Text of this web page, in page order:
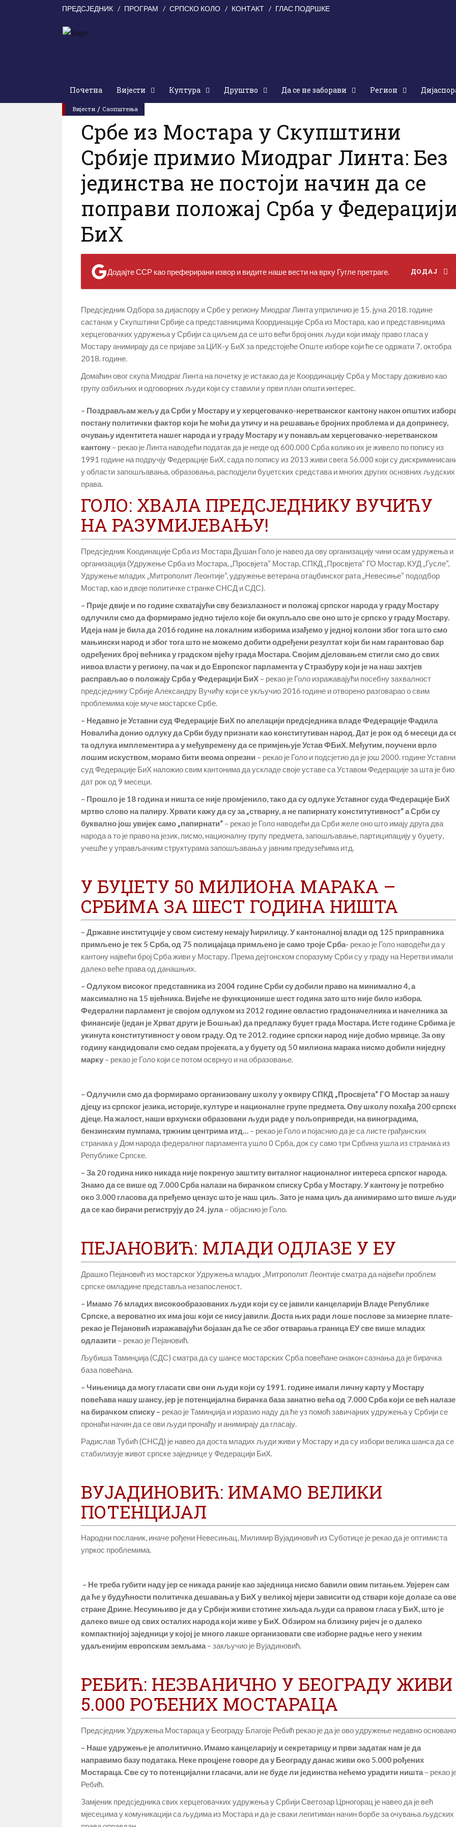
ПРЕДСЈЕДНИК ПРОГРАМ СРПСКО КОЛО КОНТАКТ ГЛАС ПОДРШКЕ
Почетна Вијести Култура Друштво Да се не заборави Регион
Вијести / Саопштења
0 Коментари прегледа Петак, 15. јун 2018.
Србе из Мостара у Скупштини
Србије примио Миодраг Линта: Без
јединства не постоји начин да се
поправи положај Срба у
БиХ
Додајте ССР као преферирани извор и видите наше вести на врху Гугле претраге. ДОДАЈ
Предсједник Одбора за дијаспору и Србе у региону Миодраг Линта уприличио је 15. јуна 2018. године
састанак у Скупштини Србије са представницима Координације Срба из Мостара, као и представницима
херцеговачких удружења у Србији са циљем да се што већи број оних људи који имају право гласа у
Мостару анимирају да се пријаве за ЦИК-у БиХ за предстојеће Опште изборе који ће се одржати 7. октобра
2018. године.
Домаћин овог скупа Миодраг Линта на почетку је истакао да је Координацију Срба у Мостару доживио као
групу озбиљних и одговорних људи који су ставили у први план општи интерес.
– Поздрављам жељу да Срби у Мостару и у херцеговачко-неретванског кантону након општих
постану политички фактор који ће моћи да утичу и на решавање бројних проблема и да допринесу,
очувању идентитета нашег народа и у граду Мостару и у понављам херцеговачко-неретванском
кантону – рекао је Линта наводећи податак да је негде од 600.000 Срба колико их је живело по попису из
1991 године на подручју Федерације БиХ, сада по попису из 2013 живи свега 56.000 који су
у области запошљавања, образовања, расподјели буџетских средстава и многих других основних људских
права.
ГОЛО: ХВАЛА ПРЕДСЈЕДНИКУ ВУЧИЋУ
НА РАЗУМИЈЕВАЊУ!
Предсједник Коодинације Срба из Мостара Душан Голо је навео да ову организацију чини осам удружења и
организација (Удружење Срба из Мостара, „Просвјета“ Мостар, СПКД „Просвјета“ ГО Мостар, КУД „Гусле“,
Удружење младих „Митрополит Леонтије“, удружење ветерана отаџбинског рата „Невесиње“ пододбор
Мостар, као и двоје политичке странке СНСД и СДС).
– Прије двије и по године схватајући сву безизлазност и положај српског народа у граду Мостару
одлучили смо да формирамо једно тијело које би окупљало све оно што је српско у граду Мостару.
Идеја нам је била да 2016 године на локалним изборима изађемо у једној колони због тога што смо
мањински народ и због тога што не можемо добити одређени резултат који би нам гарантовао бар
одређених број већника у градском вјећу града Мостара. Својим дјеловањем стигли смо до свих
нивоа власти у региону, па чак и до Европског парламента у Стразбуру који је на наш захтјев
расправљао о положају Срба у Федерацији БиХ – рекао је Голо изражавајући посебну захвалност
предсједнику Србије Александру Вучићу који се укључио 2016 године и отворено разговарао о свим
проблемима које муче мостарске Србе.
– Недавно је Уставни суд Федерације БиХ по апелацији предсједника владе Федерације Фадила
Новалића донио одлуку да Срби буду признати као конститутиван народ, Дат је рок од 6 месеци да
та одлука имплементира а у међувремену да се примјењује Устав ФБиХ. Међутим, поучени врло
лошим искуством, морамо бити веома опрезни – рекао је Голо и подсјетио да је још 2000. године Уставни
суд Федерације БиХ наложио свим кантонима да ускладе своје уставе са Уставом Федерације за шта је био
дат рок од 9 месеци.
– Прошло је 18 година и ништа се није промјенило, тако да су одлуке Уставног суда Федерације БиХ
мртво слово на папиру. Хрвати кажу да су за „стварну, а не папирнату конститутивност“ а Срби су
буквално још увијек само „папирнати“ – рекао је Голо наводећи да Срби желе оно што имају друга два
народа а то је право на језик, писмо, националну групу предмета, запошљавање, партиципацију у буџету,
учешће у управљачким структурама запошљавања у јавним предузећима итд.
У БУЏЕТУ 50 МИЛИОНА МАРАКА –
СРБИМА ЗА ШЕСТ ГОДИНА НИШТА
– Државне институције у свом систему немају ћирилицу. У кантоналној влади од 125 приправника
примљено је тек 5 Срба, од 75 полицајаца примљено је само троје Срба- рекао је Голо наводећи да у
кантону највећи број Срба живи у Мостару. Према дејтонском споразуму Срби су у граду на Неретви имали
далеко веће права од данашњих.
– Одлуком високог представника из 2004 године Срби су добили право на минимално 4, а
максимално на 15 вјећника. Вијеће не функционише шест година зато што није било избора.
Федерални парламент је својом одлуком из 2012 године овластио градоначелника и начелника за
финансије (један је Хрват други је Бошњак) да предлажу буџет града Мостара. Исте године Србима је
укинута конститутивност у овом граду. Од те 2012. године српски народ није добио мрвице. За ову
годину кандидовали смо седам пројеката, а у буџету од 50 милиона марака нисмо добили ниједну
марку – рекао је Голо који се потом осврнуо и на образовање.
– Одлучили смо да формирамо организовану школу у оквиру СПКД „Просвјета“ ГО Мостар за нашу
дјецу из српског језика, историје, културе и националне групе предмета. Ову школу похађа 200
дјеце. На жалост, наши врхунски образовани људи раде у пољопривреди, на виноградима,
бензинским пумпама, тржним центрима итд… – рекао је Голо и појаснио да је са листе грађанских
странака у Дом народа федералног парламента ушло 0 Срба, док су само три Србина ушла из странака из
Републике Српске.
– За 20 година нико никада није покренуо заштиту виталног националног интереса српског народа.
Знамо да се више од 7.000 Срба налази на бирачком списку Срба у Мостару. У кантону је потребно
око 3.000 гласова да пређемо цензус што је наш циљ. Зато је нама циљ да анимирамо што више
да се као бирачи региструју до 24. јула – објаснио је Голо.
ПЕЈАНОВИЋ: МЛАДИ ОДЛАЗЕ У ЕУ
Драшко Пејановић из мостарског Удружења младих „Митрополит Леонтије сматра да највећи проблем
српске омладине представља незапосленост.
– Имамо 76 младих високообразованих људи који су се јавили канцеларији Владе Републике
Српске, а вероватно их има још који се нису јавили. Доста њих ради лоше послове за мизерне плате-
рекао је Пејановић изражавајући бојазан да ће се због отварања граница ЕУ све више младих
одлазити – рекао је Пејановић.
Љубиша Таминџија (СДС) сматра да су шансе мостарских Срба повећане онакон сазнања да је бирачка
база повећана.
– Чињеница да могу гласати сви они људи који су 1991. године имали личну карту у Мостару
повећава нашу шансу, јер је потенцијална бирачка база занатно већа од 7.000 Срба који се већ налазе
на бирачком списку – рекао је Таминџија и изразио наду да ће уз помоћ завичајних удружења у Србији се
пронаћи начин да се ови људи пронађу и анимирају да гласају.
Радислав Тубић (СНСД) је навео да доста младих људи живи у Мостару и да су избори велика шанса да се
стабилизује живот српске заједнице у Федерацији БиХ.
ВУЈАДИНОВИЋ: ИМАМО ВЕЛИКИ
ПОТЕНЦИЈАЛ
Народни посланик, иначе рођени Невесињац, Милимир Вујадиновић из Суботице је рекао да је оптимиста
упркос проблемима.
– Не треба губити наду јер се никада раније као заједница нисмо бавили овим питањем. Увјерен сам
да ће у будућности политичка дешавања у БиХ у великој мјери зависити од ствари које долазе са ове
стране Дрине. Несумњиво је да у Србији живи стотине хиљада људи са правом гласа у БиХ, што је
далеко више од свих осталих народа који живе у БиХ. Обзиром на близину ријеч је о далеко
компактнијој заједници у којој је много лакше организовати све изборне радње него у неким
удаљенијим европским земљама – закључио је Вујадиновић.
РЕБИЋ: НЕЗВАНИЧНО У БЕОГРАДУ ЖИВИ
5.000 РОЂЕНИХ МОСТАРАЦА
Предсједник Удружења Мостараца у Београду Благоје Ребић рекао је да је ово удружење недавно
– Наше удружење је аполитично. Имамо канцеларију и секретарицу и први задатак нам је да
направимо базу података. Неке процјене говоре да у Београду данас живи око 5.000 рођених
Мостараца. Све су то потенцијални гласачи, али не буде ли јединства нећемо урадити ништа – рекао
Ребић.
Замјеник предсједника свих херцеговачких удружења у Србији Светозар Црногорац је навео да је већ
мјесецима у комуникацији са људима из Мостара и да је сваки легитиман начин борбе за очувања људских